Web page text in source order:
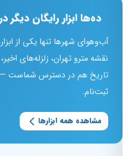
ده‌ها ابزار رایگان دیگر در
آب‌وهوای شهرها تنها یکی از
نقشه مترو تهران، زلزله‌های اخیر،
تاریخ هم در دسترس شماست — همه
ثبت‌نام.
مشاهده همه ابزارها